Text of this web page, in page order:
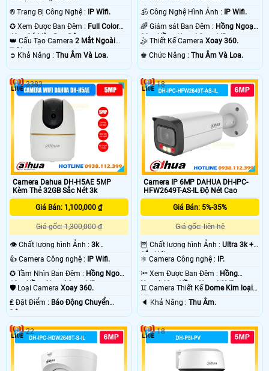
®️ Trang Bị Công Nghệ :
IP Wifi.
✪ Xem Được Ban Đêm : Full Color
40m Có Màu Ban Ðêm.
👑 Cấu Tạo Camera 2 Mắt Ngoài
Trời.
️➲ Khả Năng : Thu Âm Và Loa.
🕉️ Công Nghệ Hình Ảnh :
IP Wifi.
🌈 Giám sát Ban Đêm : Hồng Ngoại
20m Hồng Ngoại Smart IR.
🤹 Thiết Kế CameraXoay 360.
️♚ Chức Năng :Thu Âm Và Loa.
Camera Dahua DH-H5AE 5MP
Kèm Thẻ 32GB Sắc Nét 3k
Giá Bán: 1,100,000 ₫
Giá gốc: 1,300,000 ₫
👁 Chất lượng hình Ảnh : 3k .
👍 Camera Công nghệ : IP Wifi.
✪ Tầm Nhìn Ban Đêm : Hồng Ngoại
10m Hồng Ngoại Smart IR.
🛡 Loại Camera Xoay 360.
️₤ Đặt Điểm : Báo Động Chuyển
Động.
3383
Camera IP 6MP DAHUA DH-IPC-
HFW2649T-AS-IL Độ Nét Cao
Giá Bán: 5%-35%
Giá gốc: liên hệ
🦉 Chất lượng hình Ảnh :Ultra 3k +
Sắc Nét .
⚛️ Camera Công nghệ : IP.
🔦 Xem Được Ban Đêm : Hồng
Ngoại 10m Hồng Ngoại SMD.
♊ Camera Thiết Kế Dome Kim loại +
Nhựa.
️🔈 Khả Năng :Thu Âm.
18
22 18